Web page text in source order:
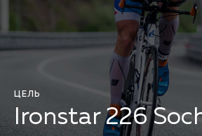
ЦЕЛЬ
Ironstar 226